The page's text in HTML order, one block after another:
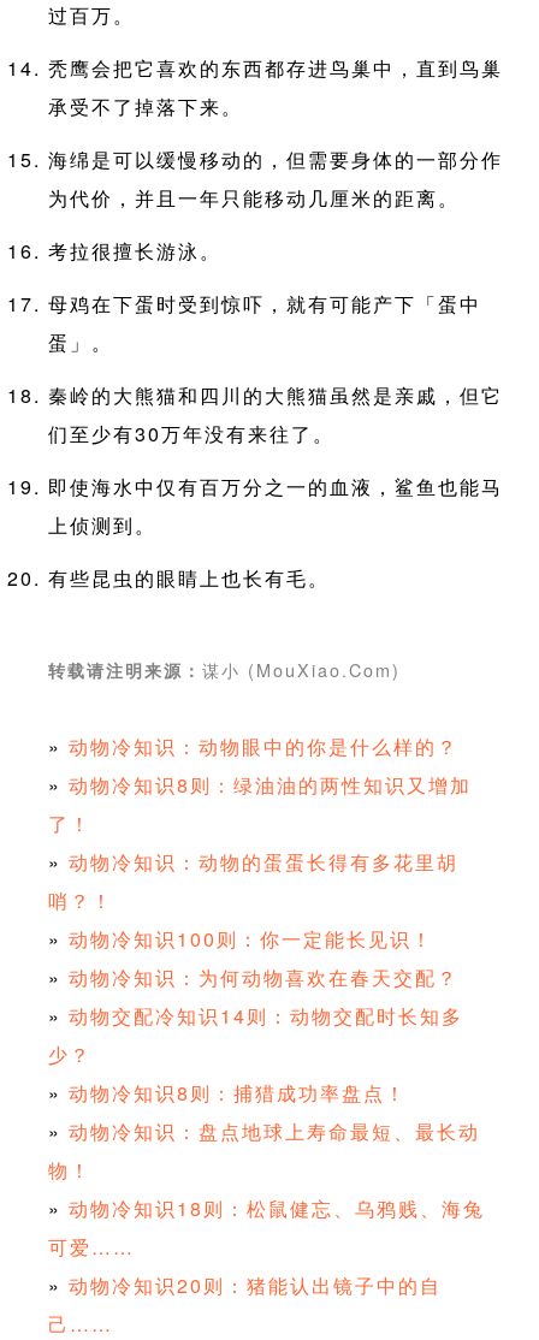
过百万。
秃鹰会把它喜欢的东西都存进鸟巢中，直到鸟巢
承受不了掉落下来。
海绵是可以缓慢移动的，但需要身体的一部分作
为代价，并且一年只能移动几厘米的距离。
考拉很擅长游泳。
母鸡在下蛋时受到惊吓，就有可能产下「蛋中
蛋」。
秦岭的大熊猫和四川的大熊猫虽然是亲戚，但它
们至少有30万年没有来往了。
即使海水中仅有百万分之一的血液，鲨鱼也能马
上侦测到。
有些昆虫的眼睛上也长有毛。
转载请注明来源： 谋小 (MouXiao.Com)
» 动物冷知识：动物眼中的你是什么样的？
» 动物冷知识8则：绿油油的两性知识又增加
了！
» 动物冷知识：动物的蛋蛋长得有多花里胡
哨？！
» 动物冷知识100则：你一定能长见识！
» 动物冷知识：为何动物喜欢在春天交配？
» 动物交配冷知识14则：动物交配时长知多
少？
» 动物冷知识8则：捕猎成功率盘点！
» 动物冷知识：盘点地球上寿命最短、最长动
物！
» 动物冷知识18则：松鼠健忘、乌鸦贱、海兔
可爱……
» 动物冷知识20则：猪能认出镜子中的自
己……